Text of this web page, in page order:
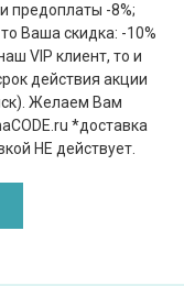
предоплаты -8%;
Ваша скидка: -10%
VIP клиент, то и
действия акции
Желаем Вам
*доcтавка
НЕ действует.